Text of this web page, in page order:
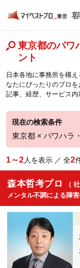
東京都のパワ
ント
日本各地に事務所を構
なたにぴったりのプロ
記事、経歴、サービス内
現在の検索条件
東京都 × パワハラ
1～2人を表示 ／ 全2
森本哲考プロ
（
メンタル不調による障